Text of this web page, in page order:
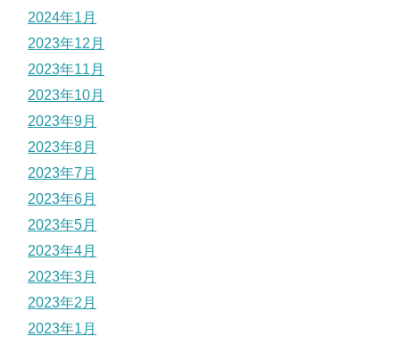
2024年1月
2023年12月
2023年11月
2023年10月
2023年9月
2023年8月
2023年7月
2023年6月
2023年5月
2023年4月
2023年3月
2023年2月
2023年1月